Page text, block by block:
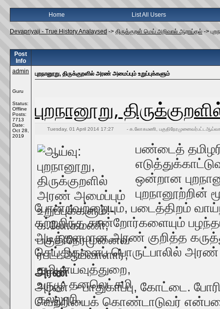
Home List All Users
Devapriyaji - True History Analaysed -> திருக்குறள் மெய் அறிவால் ஆராய்தல் ->
Post
Info
admin
Guru
Status:
Offline
Posts:
7713
Date:
Oct 28,
2019
புறநானூறு, திருக்குறளில் அரண் அமைப்பும் உறுப்புக்களும்
புறநானூறு,
Tuesday, 01 April 2014 17:27 - க.லோகமணி,
பண்டைத்
ஒன்றான
போன்றவற்றையும், படைத்திறம்
கற்றறிந்த சான்றோர்களையும்
அடித்தளமான அரண் குறித்த
செய்திகளைப் பொருட்பாலில் அரண்
அரண்
அரண் - பாதுகாப்பு, கோட்டை.
வெற்றியைக் கொண்டாடுவர்